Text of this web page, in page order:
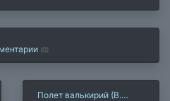
(0)
Полет валькирий (В.